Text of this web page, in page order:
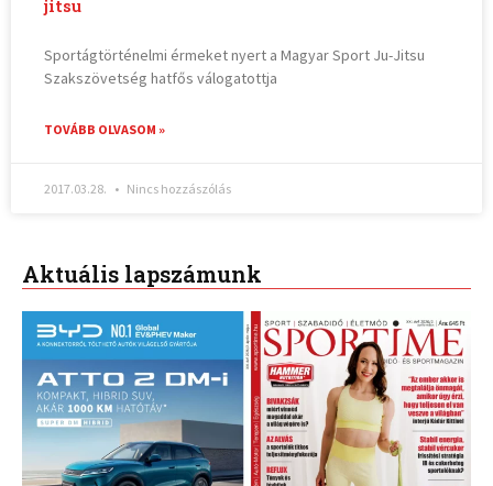
jitsu
Sportágtörténelmi érmeket nyert a Magyar Sport Ju-Jitsu
Szakszövetség hatfős válogatottja
TOVÁBB OLVASOM »
2017.03.28. Nincs hozzászólás
Aktuális lapszámunk